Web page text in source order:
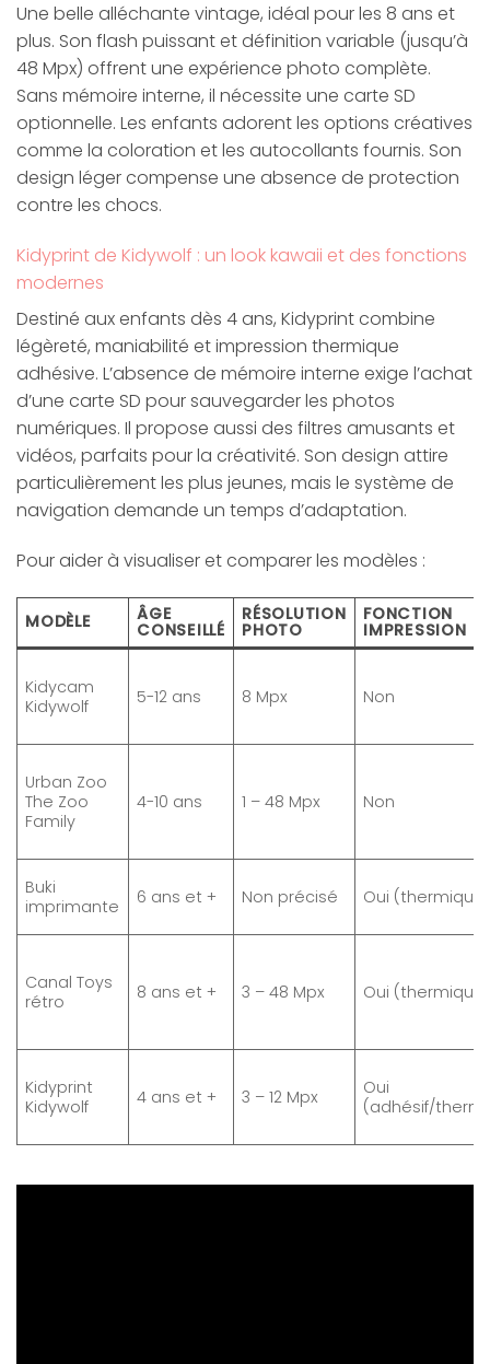
Une belle alléchante vintage, idéal pour les 8 ans et
plus. Son flash puissant et définition variable (jusqu’à
48 Mpx) offrent une expérience photo complète.
Sans mémoire interne, il nécessite une carte SD
optionnelle. Les enfants adorent les options créatives
comme la coloration et les autocollants fournis. Son
design léger compense une absence de protection
contre les chocs.
Kidyprint de Kidywolf : un look kawaii et des fonctions
modernes
Destiné aux enfants dès 4 ans, Kidyprint combine
légèreté, maniabilité et impression thermique
adhésive. L’absence de mémoire interne exige l’achat
d’une carte SD pour sauvegarder les photos
numériques. Il propose aussi des filtres amusants et
vidéos, parfaits pour la créativité. Son design attire
particulièrement les plus jeunes, mais le système de
navigation demande un temps d’adaptation.
Pour aider à visualiser et comparer les modèles :
MODÈLE ÂGE
CONSEILLÉ
RÉSOLUTION
PHOTO
FONCTION
IMPRESSION
Kidycam
Kidywolf
5-12 ans 8 Mpx Non
Urban Zoo
The Zoo
Family
4-10 ans 1 – 48 Mpx Non
Buki
imprimante
6 ans et + Non précisé Oui
Canal Toys
rétro
8 ans et + 3 – 48 Mpx Oui
Kidyprint
Kidywolf
4 ans et + 3 – 12 Mpx
Oui
(adhésif/